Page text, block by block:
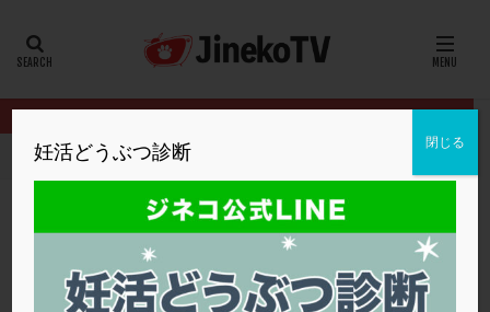
HOME クリニック別
ERA検査の受けるタイミングについて
セント・ルカ産婦人科 ERA, PCOS,TRIO検査,子宮鏡検査
妊活どうぶつ診断 閉じる
2個移植
3個移植 40代 AID
AMH
ART BMI CD138 DC胚
DFI
DHEA
E2 EMMA
EndomeTRIO検査
ERA
ERA検査 ERPeak FSH
FST